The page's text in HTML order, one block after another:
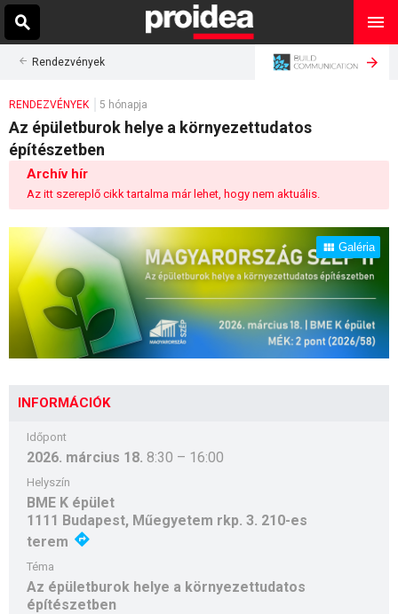
Rendezvények
RENDEZVÉNYEK 5 hónapja
Az épületburok helye a környezettudatos
építészetben
Archív hír
Az itt szereplő cikk tartalma már lehet, hogy nem aktuális.
Galéria
INFORMÁCIÓK
Időpont
2026. március 18. 8:30 – 16:00
Helyszín
BME K épület
1111 Budapest, Műegyetem rkp. 3. 210-es
terem
Téma
Az épületburok helye a környezettudatos
építészetben